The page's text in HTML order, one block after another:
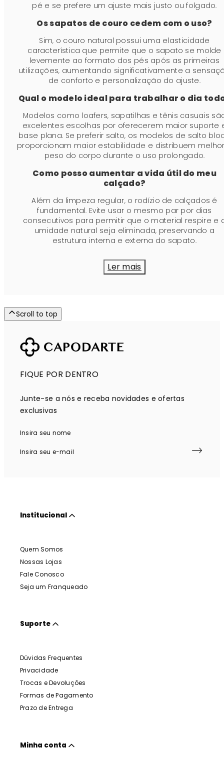
pé e se prefere um ajuste mais justo ou folgado.
Os sapatos de couro cedem com o uso?
Sim, o couro natural possui uma elasticidade
característica que permite que o sapato se molde
levemente ao formato dos pés após as primeiras
utilizações, aumentando significativamente a
de conforto e personalização do ajuste.
Qual o modelo ideal para trabalhar o dia
Modelos como loafers, sapatilhas e tênis casuais
excelentes escolhas por oferecerem maior suporte
base plana. Se preferir salto, os modelos de salto
proporcionam maior estabilidade e distribuem
peso do corpo durante o uso prolongado.
Como posso aumentar a vida útil do meu
calçado?
Além da limpeza regular, o rodízio de calçados é
fundamental. Evite usar o mesmo par por dias
consecutivos para permitir que o material respire e
umidade natural seja eliminada, preservando a
estrutura interna e externa do sapato.
Ler mais
Scroll to top
FIQUE POR DENTRO
Junte-se a nós e receba novidades e ofertas
exclusivas
Institucional
Quem Somos
Nossas Lojas
Fale Conosco
Seja um Franqueado
Suporte
Dúvidas Frequentes
Privacidade
Trocas e Devoluções
Formas de Pagamento
Prazo de Entrega
Minha conta